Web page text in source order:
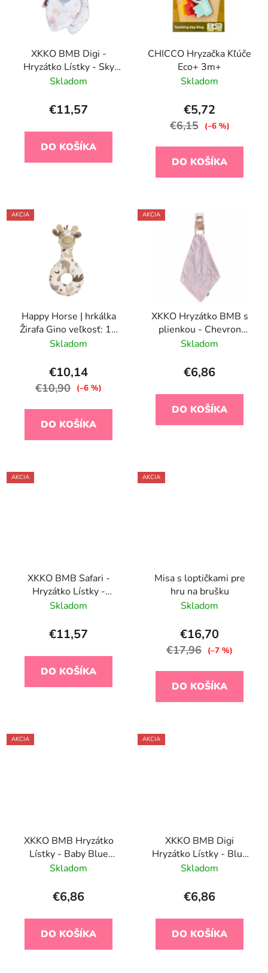
XKKO BMB Digi -
Hryzátko Lístky - Sky
Whale
Skladom
€11,57
DO KOŠÍKA
CHICCO Hryzačka Kľúče
Eco+ 3m+
Skladom
€5,72
€6,15 (–6 %)
DO KOŠÍKA
AKCIA
Happy Horse | hrkálka
Žirafa Gino veľkosť: 17
cm
Skladom
€10,14
€10,90 (–6 %)
DO KOŠÍKA
AKCIA
XKKO Hryzátko BMB s
plienkou - Chevron
Baby Pink
Skladom
€6,86
DO KOŠÍKA
AKCIA
XKKO BMB Safari -
Hryzátko Lístky -
Lavender Aura
Skladom
€11,57
DO KOŠÍKA
AKCIA
Misa s loptičkami pre
hru na brušku
Skladom
€16,70
€17,96 (–7 %)
DO KOŠÍKA
AKCIA
XKKO BMB Hryzátko
Lístky - Baby Blue
Cross
Skladom
€6,86
DO KOŠÍKA
AKCIA
XKKO BMB Digi
Hryzátko Lístky - Blue
Wildflowers,
Skladom
€6,86
DO KOŠÍKA